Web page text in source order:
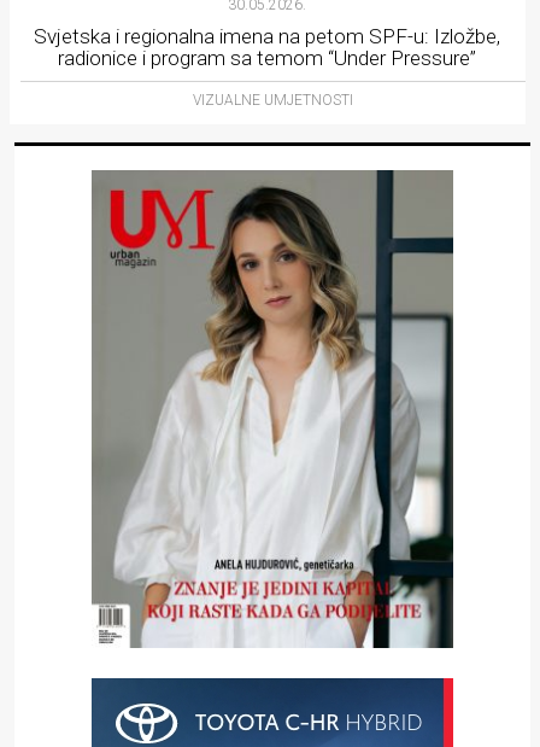
30.05.2026.
Svjetska i regionalna imena na petom SPF-u: Izložbe,
radionice i program sa temom “Under Pressure”
VIZUALNE UMJETNOSTI